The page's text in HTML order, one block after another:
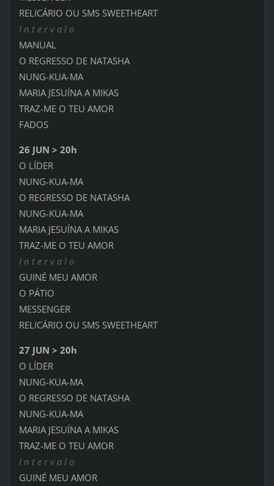
RELICÁRIO OU SMS SWEETHEART
I n t e r v a l o
MANUAL
O REGRESSO DE NATASHA
NUNG-KUA-MA
MARIA JESUÍNA A MIKAS
TRAZ-ME O TEU AMOR
FADOS
26 JUN > 20h
O LÍDER
NUNG-KUA-MA
O REGRESSO DE NATASHA
NUNG-KUA-MA
MARIA JESUÍNA A MIKAS
TRAZ-ME O TEU AMOR
I n t e r v a l o
GUINÉ MEU AMOR
O PÁTIO
MESSENGER
RELICÁRIO OU SMS SWEETHEART
27 JUN > 20h
O LÍDER
NUNG-KUA-MA
O REGRESSO DE NATASHA
NUNG-KUA-MA
MARIA JESUÍNA A MIKAS
TRAZ-ME O TEU AMOR
I n t e r v a l o
GUINÉ MEU AMOR